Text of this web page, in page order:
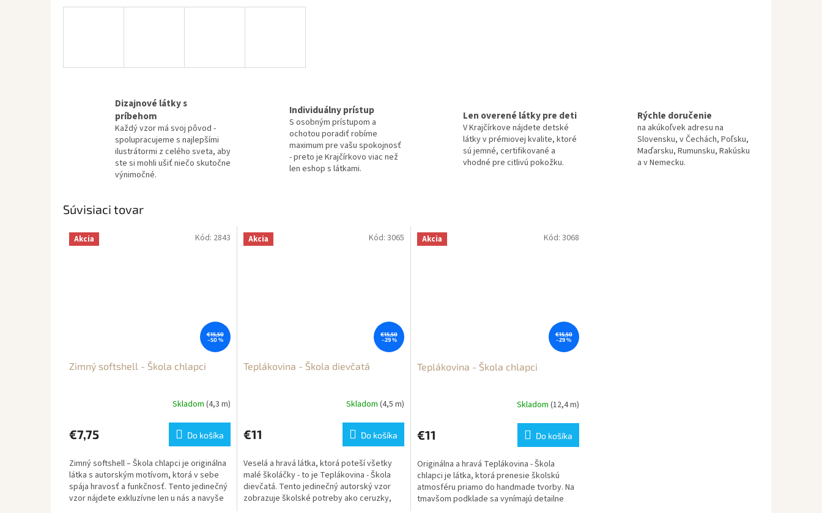
Dizajnové látky s
príbehom
Každý vzor má svoj pôvod -
spolupracujeme s najlepšími
ilustrátormi z celého sveta, aby
ste si mohli ušiť niečo skutočne
výnimočné.
Individuálny prístup
S osobným prístupom a
ochotou poradiť robíme
maximum pre vašu spokojnosť
- preto je Krajčírkovo viac než
len eshop s látkami.
Len overené látky pre deti
V Krajčírkove nájdete detské
látky v prémiovej kvalite, ktoré
sú jemné, certifikované a
vhodné pre citlivú pokožku.
Rýchle doručenie
na akúkoľvek adresu na
Slovensku, v Čechách, Poľsku,
Maďarsku, Rumunsku, Rakúsku
a v Nemecku.
Súvisiaci tovar
Akcia
€15,50
–50 %
Zimný softshell - Škola chlapci
Skladom (4,3 m)
€7,75 Do košíka
Zimný softshell – Škola chlapci je originálna
látka s autorským motívom, ktorá v sebe
spája hravosť a funkčnosť. Tento jedinečný
vzor nájdete exkluzívne len u nás a navyše
Kód: 2843 Akcia
€15,50
–29 %
Teplákovina - Škola dievčatá
Skladom (4,5 m)
€11 Do košíka
Veselá a hravá látka, ktorá poteší všetky
malé školáčky - to je Teplákovina - Škola
dievčatá. Tento jedinečný autorský vzor
zobrazuje školské potreby ako ceruzky,
Kód: 3065 Akcia
€15,50
–29 %
Teplákovina - Škola chlapci
Skladom (12,4 m)
€11 Do košíka
Originálna a hravá Teplákovina - Škola
chlapci je látka, ktorá prenesie školskú
atmosféru priamo do handmade tvorby. Na
tmavšom podklade sa vynímajú detailne
Kód: 3068